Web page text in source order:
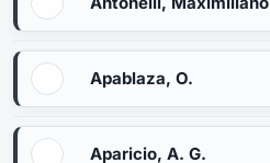
Apablaza, O.
Aparicio, A. G.